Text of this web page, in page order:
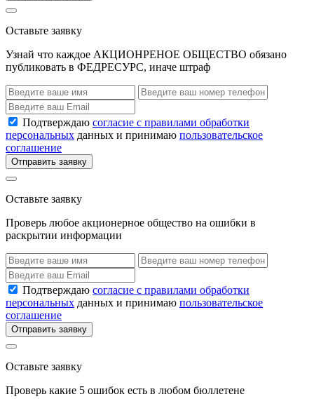
Оставьте заявку
Узнай что каждое АКЦИОНРЕНОЕ ОБЩЕСТВО обязано
публиковать в ФЕДРЕСУРС, иначе штраф
Подтверждаю согласие с правилами обработки
персональных данных и принимаю пользовательское
соглашение
Отправить заявку
Оставьте заявку
Проверь любое акционерное общество на ошибки в
раскрытии информации
Подтверждаю согласие с правилами обработки
персональных данных и принимаю пользовательское
соглашение
Отправить заявку
Оставьте заявку
Проверь какие 5 ошибок есть в любом бюллетене